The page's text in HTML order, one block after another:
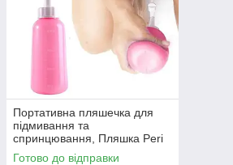
Портативна пляшечка для
підмивання та
спринцювання, Пляшка Peri
500ml (рожевий)
Готово до відправки